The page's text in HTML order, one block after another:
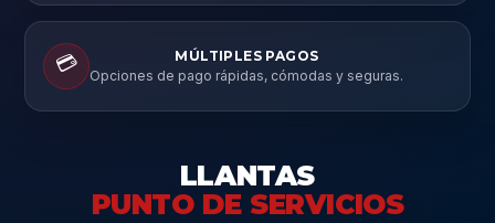
💳
MÚLTIPLES PAGOS
Opciones de pago rápidas, cómodas y seguras.
LLANTAS
PUNTO DE SERVICIOS